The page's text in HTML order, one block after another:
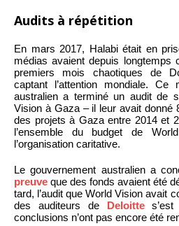
Audits à répétition
En mars 2017, Halabi était en
médias avaient depuis longtemps
premiers mois chaotiques de
captant l’attention mondiale. Ce
australien a terminé un audit de
Vision à Gaza – il leur avait donné
des projets à Gaza entre 2014 et
l’ensemble du budget de
l’organisation caritative.
Le gouvernement australien a
preuve que des fonds avaient été
tard, l’audit que World Vision avait
des auditeurs de Deloittes’est
conclusions n’ont pas encore été